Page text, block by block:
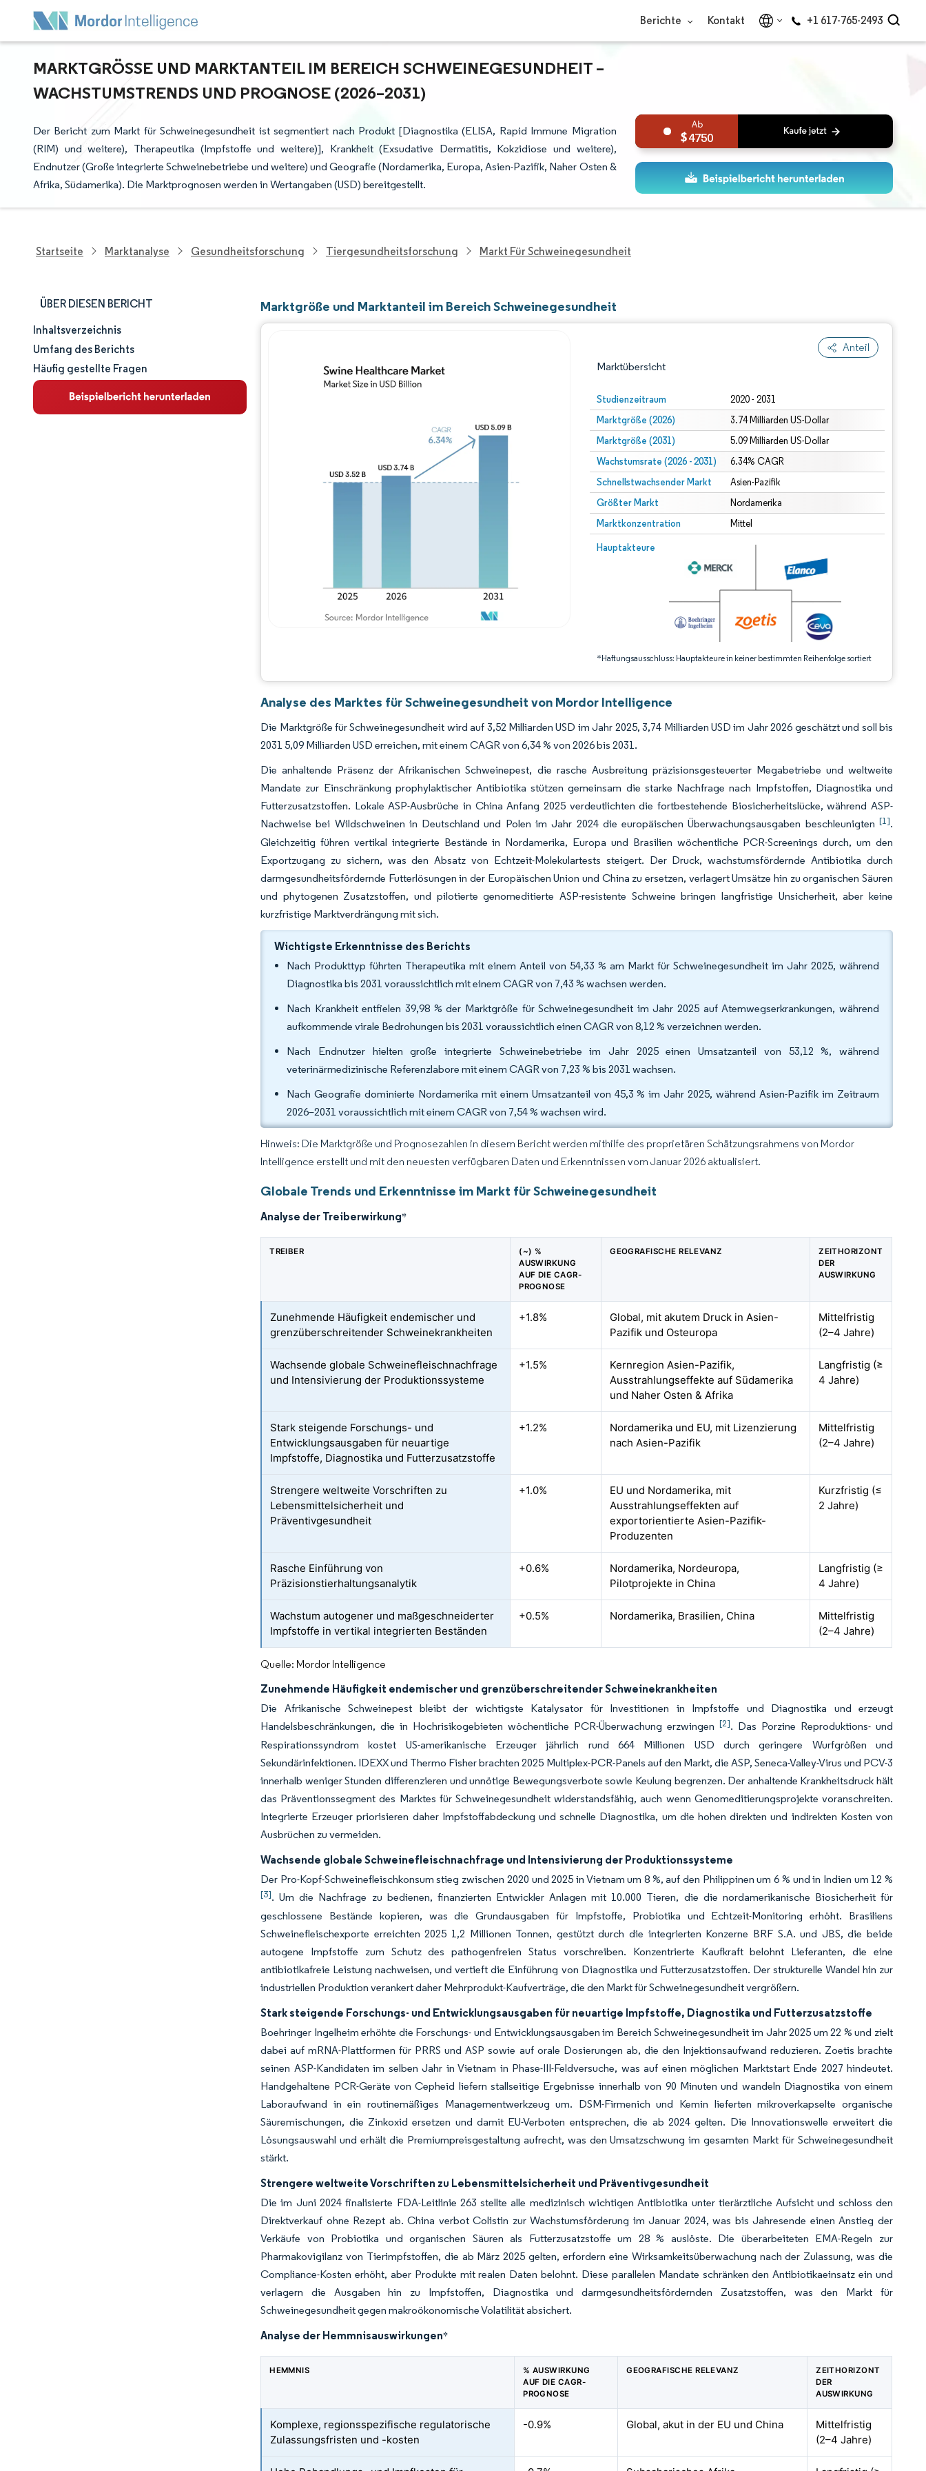
Berichte Kontakt +1 617-765-2493
MARKTGRÖSSE UND MARKTANTEIL IM BEREICH SCHWEINEGESUNDHEIT – W
ACHSTUMSTRENDS UND PROGNOSE (2026–2031)
Der Bericht zum Markt für Schweinegesundheit ist segmentiert nach Produkt [Diagnostika (ELISA, Rapid Immune Migration
(RIM) und weitere), Therapeutika (Impfstoffe und weitere)], Krankheit (Exsudative Dermatitis, Kokzidiose und weitere),
Endnutzer (Große integrierte Schweinebetriebe und weitere) und Geografie (Nordamerika, Europa, Asien-Pazifik, Naher Osten &
Afrika, Südamerika). Die Marktprognosen werden in Wertangaben (USD) bereitgestellt.
4750
Startseite Marktanalyse Gesundheitsforschung Tiergesundheitsforschung Markt Für Schweinegesundheit
ÜBER DIESEN BERICHT
Marktgröße und -anteil
Marktanalyse
Trends und Einblicke
Inhaltsverzeichnis
Umfang des Berichts
Häufig gestellte Fragen
Marktgröße und Marktanteil im Bereich Schweinegesundheit
Anteil
Marktübersicht
Studienzeitraum 2020 - 2031
Marktgröße (2026) 3.74 Milliarden US-Dollar
Marktgröße (2031) 5.09 Milliarden US-Dollar
Wachstumsrate (2026 - 2031) 6.34% CAGR
Schnellstwachsender Markt Asien-Pazifik
Größter Markt Nordamerika
Marktkonzentration Mittel
Hauptakteure
*Haftungsausschluss: Hauptakteure in keiner bestimmten Reihenfolge sortiert
Bild © Mordor Intelligence. Wiederverwendung erfordert Namensnennung gemäß CC BY 4.0.
Bild © Mordor Intelligence. Wiederverwendung erfordert Namensnennung gemäß CC BY 4.0.
Analyse des Marktes für Schweinegesundheit von Mordor Intelligence
Die Marktgröße für Schweinegesundheit wird auf 3,52 Milliarden USD im Jahr 2025, 3,74 Milliarden USD im Jahr 2026 geschätzt und soll bis
2031 5,09 Milliarden USD erreichen, mit einem CAGR von 6,34 % von 2026 bis 2031.
Die anhaltende Präsenz der Afrikanischen Schweinepest, die rasche Ausbreitung präzisionsgesteuerter Megabetriebe und weltweite
Mandate zur Einschränkung prophylaktischer Antibiotika stützen gemeinsam die starke Nachfrage nach Impfstoffen, Diagnostika und
Futterzusatzstoffen. Lokale ASP-Ausbrüche in China Anfang 2025 verdeutlichten die fortbestehende Biosicherheitslücke, während ASP-
Nachweise bei Wildschweinen in Deutschland und Polen im Jahr 2024 die europäischen Überwachungsausgaben beschleunigten [1].
Gleichzeitig führen vertikal integrierte Bestände in Nordamerika, Europa und Brasilien wöchentliche PCR-Screenings durch, um den
Exportzugang zu sichern, was den Absatz von Echtzeit-Molekulartests steigert. Der Druck, wachstumsfördernde Antibiotika durch
darmgesundheitsfördernde Futterlösungen in der Europäischen Union und China zu ersetzen, verlagert Umsätze hin zu organischen Säuren
und phytogenen Zusatzstoffen, und pilotierte genomeditierte ASP-resistente Schweine bringen langfristige Unsicherheit, aber keine
kurzfristige Marktverdrängung mit sich.
Wichtigste Erkenntnisse des Berichts
Nach Produkttyp führten Therapeutika mit einem Anteil von 54,33 % am Markt für Schweinegesundheit im Jahr 2025, während
Diagnostika bis 2031 voraussichtlich mit einem CAGR von 7,43 % wachsen werden.
Nach Krankheit entfielen 39,98 % der Marktgröße für Schweinegesundheit im Jahr 2025 auf Atemwegserkrankungen, während
aufkommende virale Bedrohungen bis 2031 voraussichtlich einen CAGR von 8,12 % verzeichnen werden.
Nach Endnutzer hielten große integrierte Schweinebetriebe im Jahr 2025 einen Umsatzanteil von 53,12 %, während
veterinärmedizinische Referenzlabore mit einem CAGR von 7,23 % bis 2031 wachsen.
Nach Geografie dominierte Nordamerika mit einem Umsatzanteil von 45,3 % im Jahr 2025, während Asien-Pazifik im Zeitraum
2026–2031 voraussichtlich mit einem CAGR von 7,54 % wachsen wird.
Hinweis: Die Marktgröße und Prognosezahlen in diesem Bericht werden mithilfe des proprietären Schätzungsrahmens von Mordor
Intelligence erstellt und mit den neuesten verfügbaren Daten und Erkenntnissen vom Januar 2026 aktualisiert.
Globale Trends und Erkenntnisse im Markt für Schweinegesundheit
Analyse der Treiberwirkung*
TREIBER
(~) %
AUSWIRKUNG
AUF DIE CAGR-
PROGNOSE
GEOGRAFISCHE RELEVANZ
ZEITHORIZONT
DER
AUSWIRKUNG
Zunehmende Häufigkeit endemischer und
grenzüberschreitender Schweinekrankheiten
+1.8%
Global, mit akutem Druck in Asien-
Pazifik und Osteuropa
Mittelfristig
(2–4 Jahre)
Wachsende globale Schweinefleischnachfrage
und Intensivierung der Produktionssysteme
+1.5%
Kernregion Asien-Pazifik,
Ausstrahlungseffekte auf Südamerika
und Naher Osten & Afrika
Langfristig (≥
4 Jahre)
Stark steigende Forschungs- und
Entwicklungsausgaben für neuartige
Impfstoffe, Diagnostika und Futterzusatzstoffe
+1.2%
Nordamerika und EU, mit Lizenzierung
nach Asien-Pazifik
Mittelfristig
(2–4 Jahre)
Strengere weltweite Vorschriften zu
Lebensmittelsicherheit und
Präventivgesundheit
+1.0%
EU und Nordamerika, mit
Ausstrahlungseffekten auf
exportorientierte Asien-Pazifik-
Produzenten
Kurzfristig (≤
2 Jahre)
Rasche Einführung von
Präzisionstierhaltungsanalytik
+0.6%
Nordamerika, Nordeuropa,
Pilotprojekte in China
Langfristig (≥
4 Jahre)
Wachstum autogener und maßgeschneiderter
Impfstoffe in vertikal integrierten Beständen
+0.5% Nordamerika, Brasilien, China
Mittelfristig
(2–4 Jahre)
Quelle: Mordor Intelligence
Zunehmende Häufigkeit endemischer und grenzüberschreitender Schweinekrankheiten
Die Afrikanische Schweinepest bleibt der wichtigste Katalysator für Investitionen in Impfstoffe und Diagnostika und erzeugt
Handelsbeschränkungen, die in Hochrisikogebieten wöchentliche PCR-Überwachung erzwingen[2]. Das Porzine Reproduktions- und
Respirationssyndrom kostet US-amerikanische Erzeuger jährlich rund 664 Millionen USD durch geringere Wurfgrößen und
Sekundärinfektionen. IDEXX und Thermo Fisher brachten 2025 Multiplex-PCR-Panels auf den Markt, die ASP, Seneca-Valley-Virus und PCV-3
innerhalb weniger Stunden differenzieren und unnötige Bewegungsverbote sowie Keulung begrenzen. Der anhaltende Krankheitsdruck hält
das Präventionssegment des Marktes für Schweinegesundheit widerstandsfähig, auch wenn Genomeditierungsprojekte voranschreiten.
Integrierte Erzeuger priorisieren daher Impfstoffabdeckung und schnelle Diagnostika, um die hohen direkten und indirekten Kosten von
Ausbrüchen zu vermeiden.
Wachsende globale Schweinefleischnachfrage und Intensivierung der Produktionssysteme
Der Pro-Kopf-Schweinefleischkonsum stieg zwischen 2020 und 2025 in Vietnam um 8 %, auf den Philippinen um 6 % und in Indien um 12 %
[3]. Um die Nachfrage zu bedienen, finanzierten Entwickler Anlagen mit 10.000 Tieren, die die nordamerikanische Biosicherheit für
geschlossene Bestände kopieren, was die Grundausgaben für Impfstoffe, Probiotika und Echtzeit-Monitoring erhöht. Brasiliens
Schweinefleischexporte erreichten 2025 1,2 Millionen Tonnen, gestützt durch die integrierten Konzerne BRF S.A. und JBS, die beide
autogene Impfstoffe zum Schutz des pathogenfreien Status vorschreiben. Konzentrierte Kaufkraft belohnt Lieferanten, die eine
antibiotikafreie Leistung nachweisen, und vertieft die Einführung von Diagnostika und Futterzusatzstoffen. Der strukturelle Wandel hin zur
industriellen Produktion verankert daher Mehrprodukt-Kaufverträge, die den Markt für Schweinegesundheit vergrößern.
Stark steigende Forschungs- und Entwicklungsausgaben für neuartige Impfstoffe, Diagnostika und Futterzusatzstoffe
Boehringer Ingelheim erhöhte die Forschungs- und Entwicklungsausgaben im Bereich Schweinegesundheit im Jahr 2025 um 22 % und zielt
dabei auf mRNA-Plattformen für PRRS und ASP sowie auf orale Dosierungen ab, die den Injektionsaufwand reduzieren. Zoetis brachte
seinen ASP-Kandidaten im selben Jahr in Vietnam in Phase-III-Feldversuche, was auf einen möglichen Marktstart Ende 2027 hindeutet.
Handgehaltene PCR-Geräte von Cepheid liefern stallseitige Ergebnisse innerhalb von 90 Minuten und wandeln Diagnostika von einem
Laboraufwand in ein routinemäßiges Managementwerkzeug um. DSM-Firmenich und Kemin lieferten mikroverkapselte organische
Säuremischungen, die Zinkoxid ersetzen und damit EU-Verboten entsprechen, die ab 2024 gelten. Die Innovationswelle erweitert die
Lösungsauswahl und erhält die Premiumpreisgestaltung aufrecht, was den Umsatzschwung im gesamten Markt für Schweinegesundheit
stärkt.
Strengere weltweite Vorschriften zu Lebensmittelsicherheit und Präventivgesundheit
Die im Juni 2024 finalisierte FDA-Leitlinie 263 stellte alle medizinisch wichtigen Antibiotika unter tierärztliche Aufsicht und schloss den
Direktverkauf ohne Rezept ab. China verbot Colistin zur Wachstumsförderung im Januar 2024, was bis Jahresende einen Anstieg der
Verkäufe von Probiotika und organischen Säuren als Futterzusatzstoffe um 28 % auslöste. Die überarbeiteten EMA-Regeln zur
Pharmakovigilanz von Tierimpfstoffen, die ab März 2025 gelten, erfordern eine Wirksamkeitsüberwachung nach der Zulassung, was die
Compliance-Kosten erhöht, aber Produkte mit realen Daten belohnt. Diese parallelen Mandate schränken den Antibiotikaeinsatz ein und
verlagern die Ausgaben hin zu Impfstoffen, Diagnostika und darmgesundheitsfördernden Zusatzstoffen, was den Markt für
Schweinegesundheit gegen makroökonomische Volatilität absichert.
Analyse der Hemmnisauswirkungen*
HEMMNIS
% AUSWIRKUNG
AUF DIE CAGR-
PROGNOSE
GEOGRAFISCHE RELEVANZ
ZEITHORIZONT
DER
AUSWIRKUNG
Komplexe, regionsspezifische regulatorische
Zulassungsfristen und -kosten
-0.9% Global, akut in der EU und China
Mittelfristig
(2–4 Jahre)